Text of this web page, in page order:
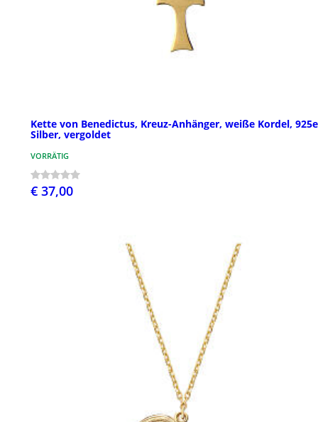
Kette von Benedictus, Kreuz-Anhänger, weiße Kordel,
Silber, vergoldet
VORRÄTIG
€ 37,00